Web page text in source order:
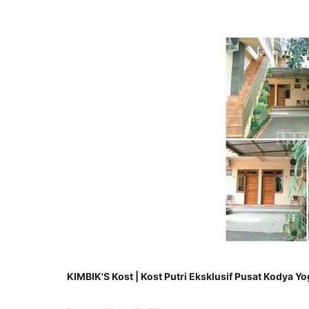
KIMBIK'S Kost | Kost Putri Eksklusif Pusat Kodya